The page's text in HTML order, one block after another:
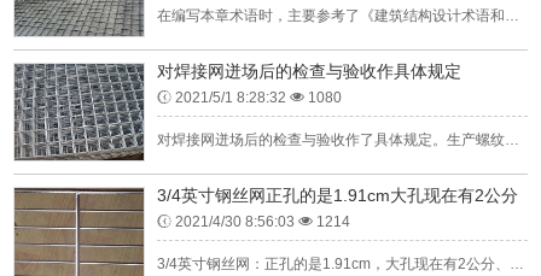
在编写本章术语时，主要参考了《建筑结构设计术语和符号标准》GB/T50083-9《工程结构设计基本术语和通用符号》GBJ132-90等国家标准中的相关术语。由于本规范应与《建筑工程施工质量验收统一标准...
对焊接网迸场后的检查与验收作具体规定
2021/5/1 8:28:32 1080
3/4英寸钢丝网正孔的是1.91cm大孔现在有2公分
2021/4/30 8:56:03 1214